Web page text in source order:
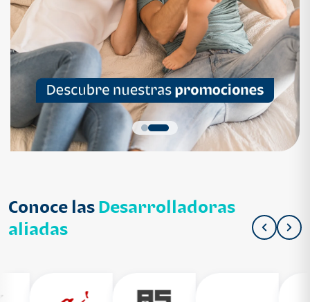
Conoce las Desarrolladoras
aliadas